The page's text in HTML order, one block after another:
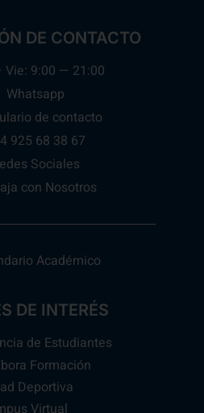
DE CONTACTO
Vie: 9:00 — 21:00
Whatsapp
de contacto
925 68 38 67
Sociales
con Nosotros
Académico
DE INTERÉS
de Estudiantes
Formación
Deportiva